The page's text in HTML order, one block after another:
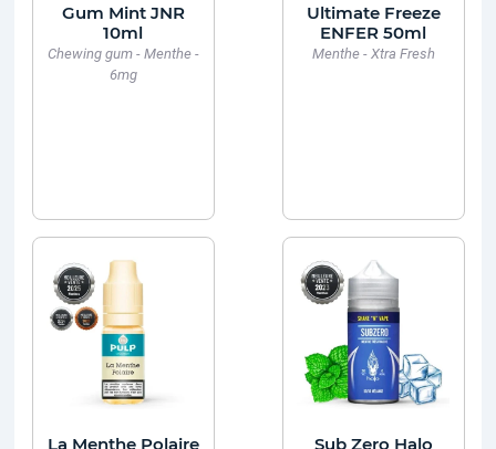
Gum Mint JNR
10ml
Chewing gum - Menthe -
6mg
Ultimate Freeze
ENFER 50ml
Menthe - Xtra Fresh
La Menthe Polaire
Sub Zero Halo